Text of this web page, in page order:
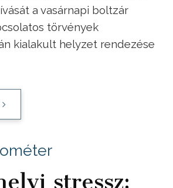
a vasárnapi boltzár
törvények
kialakult helyzet rendezése
stressz: